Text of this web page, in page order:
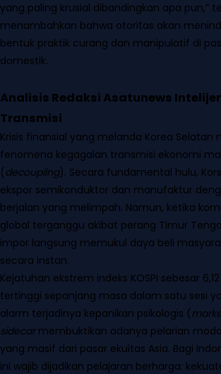
yang paling krusial dibandingkan apa pun,”
menambahkan bahwa otoritas akan
bentuk praktik curang dan manipulatif di
domestik.
Analisis Redaksi Asatunews
Transmisi
Krisis finansial yang melanda Korea Selatan
fenomena kegagalan transmisi ekonomi
(decoupling). Secara fundamental hulu,
ekspor semikonduktor dan manufaktur
berjalan yang melimpah. Namun, ketika
global terganggu akibat perang Timur
impor langsung memukul daya beli
secara instan.
Kejatuhan ekstrem indeks KOSPI sebesar
tertinggi sepanjang masa dalam satu sesi
alarm terjadinya kepanikan psikologis (
sidecarmembuktikan adanya pelarian
yang masif dari pasar ekuitas Asia. Bagi
ini wajib dijadikan pelajaran berharga: